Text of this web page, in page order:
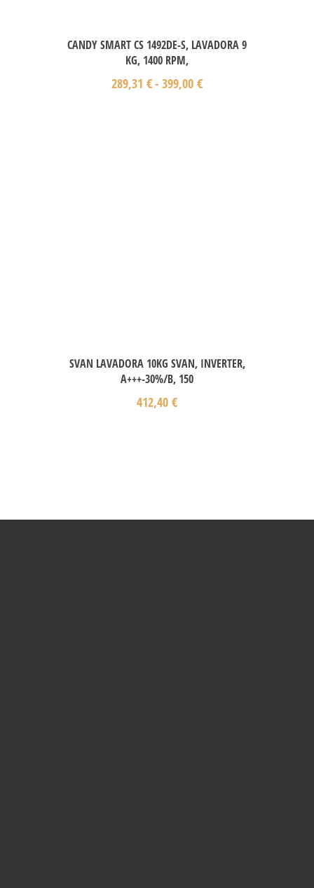
CANDY SMART CS 1492DE-S, LAVADORA 9
KG, 1400 RPM,
289,31 €- 399,00 €
SVAN LAVADORA 10KG SVAN, INVERTER,
A+++-30%/B, 150
412,40 €